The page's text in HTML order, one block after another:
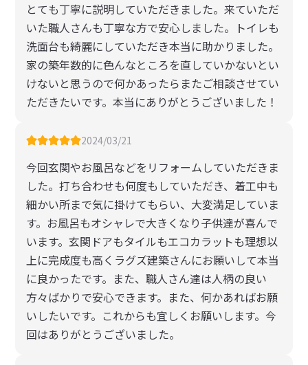
とても丁寧に説明していただきました。来ていただ
いた職人さんも丁寧な方で安心しました。トイレも
洗面台も綺麗にしていただき本当に助かりました。
家の築年数的に色んなところを直していかないとい
けないと思うので何かあったらまたご相談させてい
ただきたいです。本当にありがとうございました！
2024/03/21
今回玄関やお風呂などをリフォームしていただきま
した。打ち合わせも何度もしていただき、着工中も
細かい所まで気に掛けてもらい、大変満足していま
す。お風呂もオシャレで大きくなり子供達が喜んで
います。玄関ドアもタイルもエコカラットも理想以
上に完成度も高くラグズ建築さんにお願いして本当
に良かったです。また、職人さん達は人柄の良い
方々ばかりで安心できます。また、何かあればお願
いしたいです。これからも宜しくお願いします。今
回はありがとうございました。